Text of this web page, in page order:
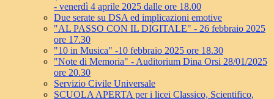
- venerdì 4 aprile 2025 dalle ore 18.00
Due serate su DSA ed implicazioni emotive
"AL PASSO CON IL DIGITALE" - 26 febbraio 2025
ore 17.30
"10 in Musica" -10 febbraio 2025 ore 18.30
"Note di Memoria" - Auditorium Dina Orsi 28/01/2025
ore 20.30
Servizio Civile Universale
SCUOLA APERTA per i licei Classico, Scientifico,